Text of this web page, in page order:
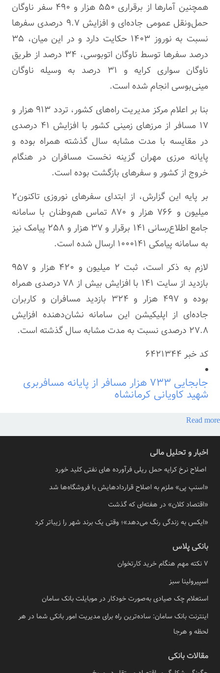
همچنین آمارها از برقراری ۵۵۰ هزار و ۴۹۰ سفر ناوگان
حمل‌ونقل عمومی جاده‌ای و افزایش ۹.۷ درصدی سفرها
نسبت به نوروز ۱۴۰۳ حکایت دارد و در این میان، ۳۵
درصد سفرها توسط ناوگان اتوبوسی، ۳۴ درصد از طریق
ناوگان سواری کرایه و ۳۱ درصد به وسیله ناوگان
مینی‌بوسی انجام شده است.
بنا بر اعلام مرکز مدیریت راه‌های کشور، تردد ۹۱۳ هزار و
۱۷ مسافر از مرزهای زمینی کشور با افزایش ۴۱ درصدی
در مقایسه با مدت مشابه سال گذشته همراه بوده و
پایانه مرزی مهران گزینه نخست مسافران در هنگام
خروج از کشور و سفرهای بازگشت بوده است.
بر پایه این گزارش، از ابتدای سفرهای نوروزی تاکنون۲
میلیون و ۷۶۶ هزار و ۸۷۰ تماس هم‌وطنان با سامانه
جامع اطلاع‌رسانی ۱۴۱ برقرار و ۳۷ هزار و ۲۵۸ پیامک نیز
به سامانه پیامکی ۱۰۰۰۱۴۱ ارسال شده است.
لازم به ذکر است، ثبت ۲ میلیون و ۴۲۰ هزار و ۹۵۷
بازدید از سایت ۱۴۱ با افزایش بیش از ۷۸ درصدی همراه
بوده و ۴۹۷ هزار و ۳۲۴ بازدید مسافران و کاربران
جاده‌ای از اپلیکیشن این سامانه نشان‌دهنده افزایش
۲۷.۸ درصدی نسبت به مدت مشابه سال گذشته است.
کد خبر 6421344
جابجایی ۷۳۳ هزار مسافر از پایانه مسافربری
شهید کاویانی کرمانشاه
Read more
اخبار و تحلیل مالی
اصلاح نرخ کرایه حمل ریلی فرآورده های نفتی کلید خورد
«اسنپ پی» ملزم به اصلاح قراردادهایش با فروشگاه‌ها شد
«اقتصاد کلان» در هفته‌ای که گذشت
«ایکس به زندگی رنگ می‌دهد»؛ وقتی یک برند شهر را زیباتر کرد
بانکی پلاس
7 نکته مهم هنگام خرید کارتخوان
اسپیرولینا سبز
استعلام چک صیادی به‌صورت خودکار در موبایلت بانک سامان
اینترنت بانک سامان: ساده‌ترین راه برای مدیریت امور بانکی شما در هر
لحظه و هرجا
مقالات بانکی